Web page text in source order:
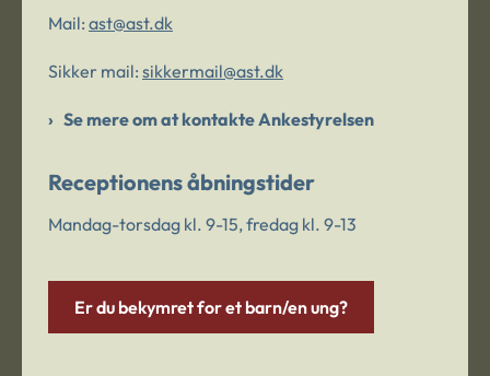
Mail: ast@ast.dk
Sikker mail: sikkermail@ast.dk
Se mere om at kontakte Ankestyrelsen
Receptionens åbningstider
Mandag-torsdag kl. 9-15, fredag kl. 9-13
Er du bekymret for et barn/en ung?